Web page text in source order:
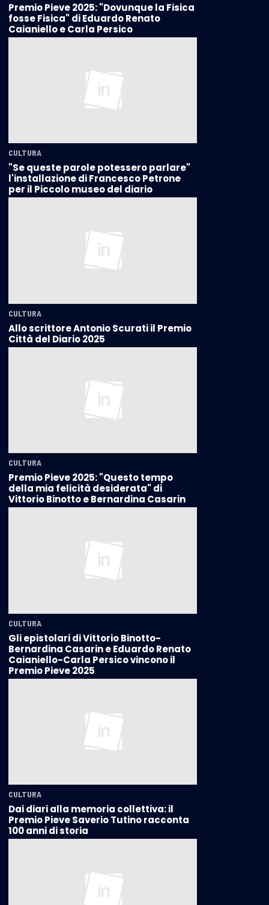
Premio Pieve 2025: "Dovunque la Fisica
fosse Fisica" di Eduardo Renato
Caianiello e Carla Persico
CULTURA
"Se queste parole potessero parlare"
l'installazione di Francesco Petrone
per il Piccolo museo del diario
CULTURA
Allo scrittore Antonio Scurati il Premio
Città del Diario 2025
CULTURA
Premio Pieve 2025: "Questo tempo
della mia felicità desiderata" di
Vittorio Binotto e Bernardina Casarin
CULTURA
Gli epistolari di Vittorio Binotto-
Bernardina Casarin e Eduardo Renato
Caianiello-Carla Persico vincono il
Premio Pieve 2025
CULTURA
Dai diari alla memoria collettiva: il
Premio Pieve Saverio Tutino racconta
100 anni di storia